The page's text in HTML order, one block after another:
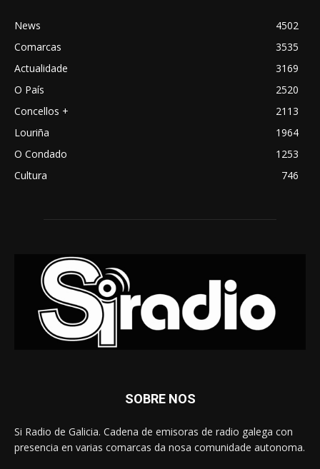
News
4502
Comarcas
3535
Actualidade
3169
O País
2520
Concellos +
2113
Louriña
1964
O Condado
1253
Cultura
746
SOBRE NOS
Si Radio de Galicia. Cadena de emisoras de radio galega con
presencia en varias comarcas da nosa comunidade autonoma.